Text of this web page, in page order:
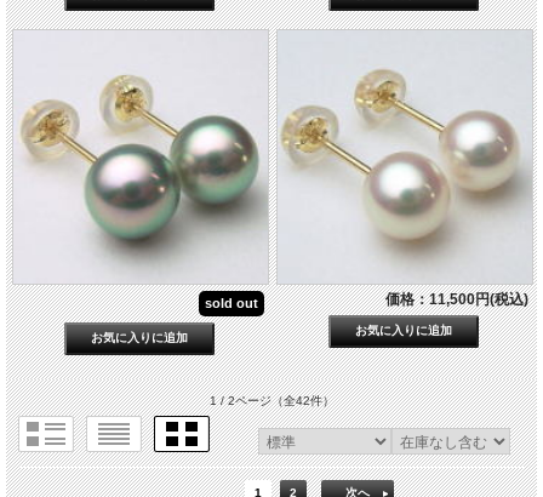
sold out 価格：11,500円(税込)
1 / 2ページ（全42件）
1 2 次へ